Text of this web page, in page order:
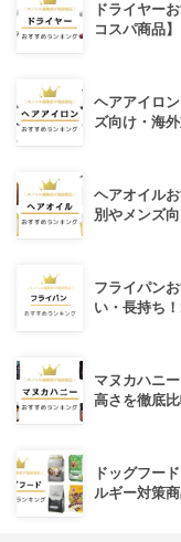
ドライヤー
コスパ商品】
ヘアアイロ
ズ向け・海
ヘアオイル
別やメンズ向
フライパン
い・長持ち
マヌカハニ
高さを徹底
ドッグフー
ルギー対策